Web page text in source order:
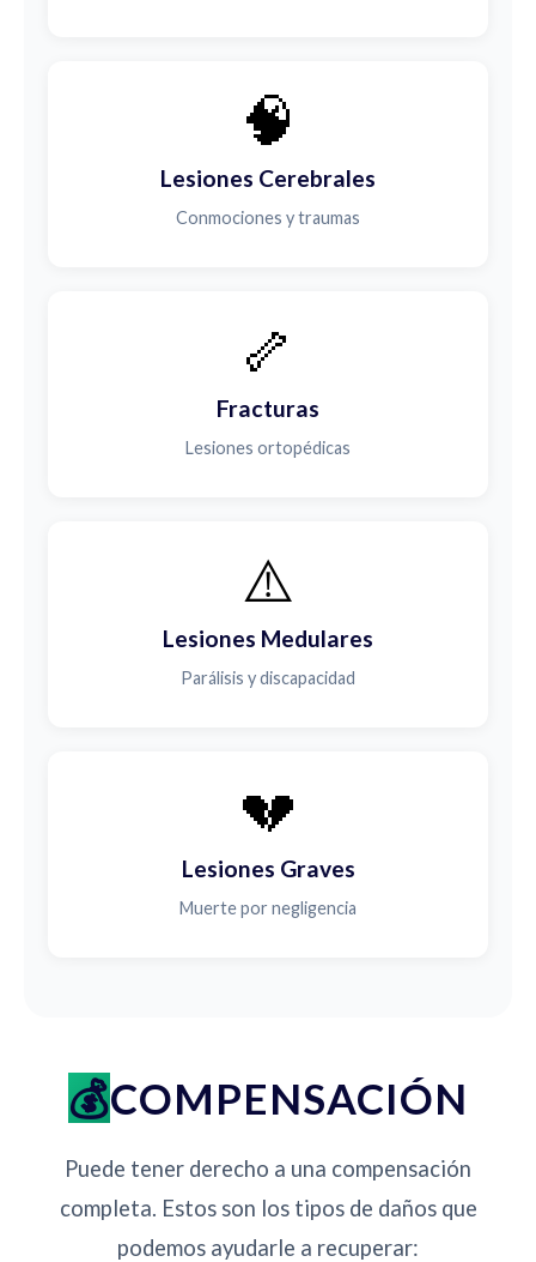
🧠
Lesiones Cerebrales
Conmociones y traumas
🦴
Fracturas
Lesiones ortopédicas
⚠️
Lesiones Medulares
Parálisis y discapacidad
💔
Lesiones Graves
Muerte por negligencia
COMPENSACIÓN
Puede tener derecho a una compensación
completa. Estos son los tipos de daños que
podemos ayudarle a recuperar: